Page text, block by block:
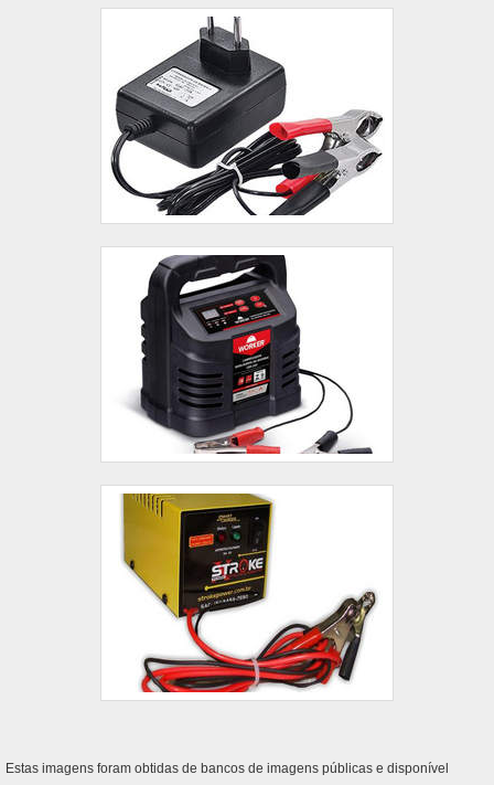
Estas imagens foram obtidas de bancos de imagens públicas e disponível